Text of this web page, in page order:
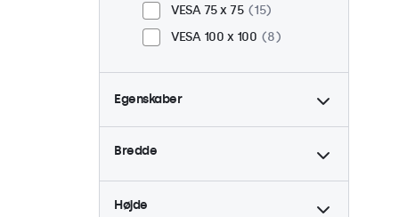
VESA 75 x 75
15
VESA 100 x 100
8
Egenskaber
4:3 / 5:4
6
Dæmpbar
23
Bredde
Højde